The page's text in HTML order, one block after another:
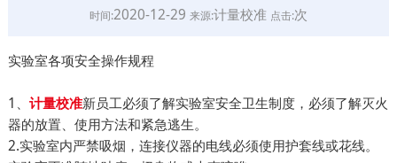
时间:2020-12-29 来源:计量校准 点击:次
实验室各项安全操作规程
1、 计量校准新员工必须了解实验室安全卫生制度，必须了解灭火
器的放置、使用方法和紧急逃生。
2.实验室内严禁吸烟，连接仪器的电线必须使用护套线或花线。